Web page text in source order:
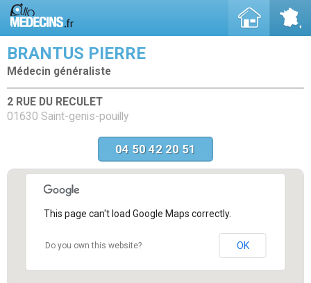
BRANTUS PIERRE
Médecin généraliste
2 RUE DU RECULET
01630 Saint-genis-pouilly
04 50 42 20 51
This page can't load Google Maps correctly.
Do you own this website? OK